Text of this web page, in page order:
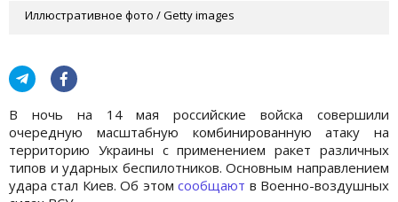
Иллюстративное фото / Getty images
В ночь на 14 мая российские войска совершили
очередную масштабную комбинированную атаку на
территорию Украины с применением ракет различных
типов и ударных беспилотников. Основным направлением
удара стал Киев. Об этомсообщают в Военно-воздушных